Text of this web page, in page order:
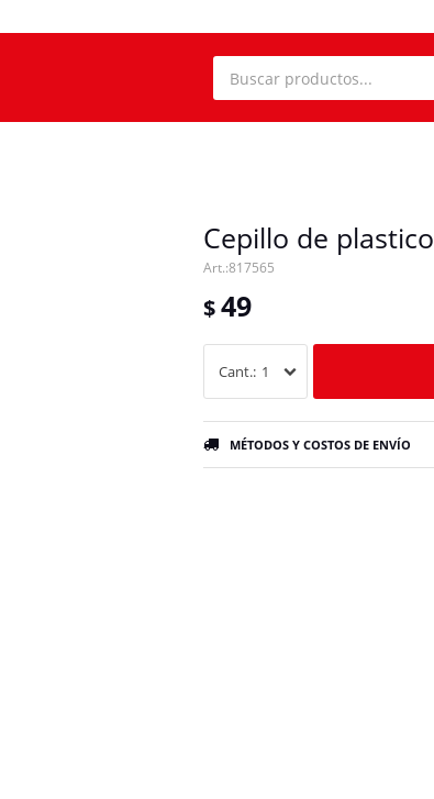
Cepillo de plastico
817565
$49
1
MÉTODOS Y COSTOS DE ENVÍO